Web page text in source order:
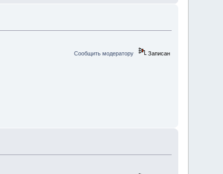
Сообщить модератору Записан